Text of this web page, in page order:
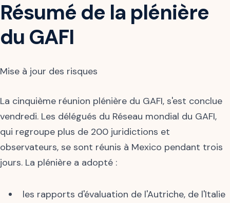
Résumé de la plénière
du GAFI
Mise à jour des risques
La cinquième réunion plénière du GAFI, s'est conclue
vendredi. Les délégués du Réseau mondial du GAFI,
qui regroupe plus de 200 juridictions et
observateurs, se sont réunis à Mexico pendant trois
jours. La plénière a adopté :
les rapports d'évaluation de l'Autriche, de l'Italie